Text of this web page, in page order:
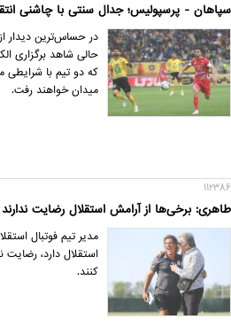
سپاهان - پرسپولیس؛ جدال سنتی با چاشنی
در حساس‌ترین دیدار
حالی شاهد برگزاری
که دو تیم با
میدان خواهند رفت.
112386
طاهری: برخی‌ها از آرامش استقلال رضایت
مدیر تیم فوتبال
استقلال دارد،
کنند.